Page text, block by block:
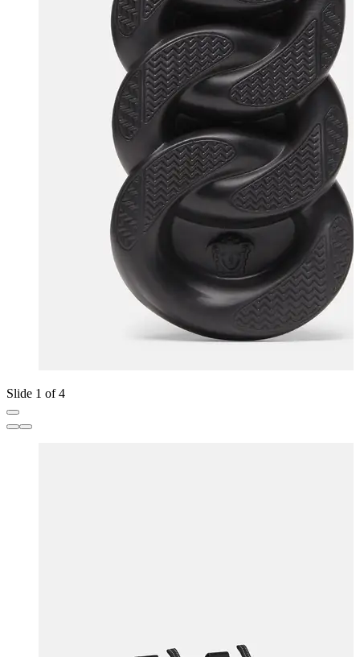
Slide 1 of 4